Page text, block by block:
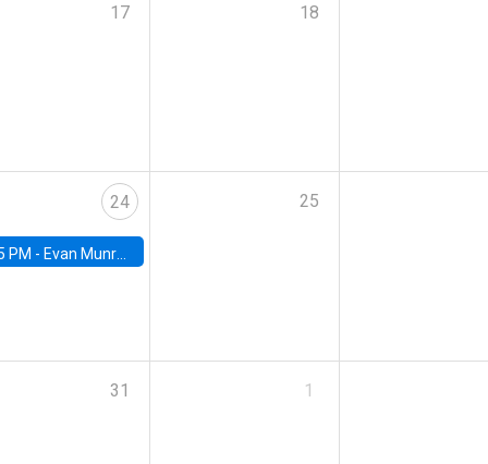
17 18
24
PM - Evan Munro, Neyman Visiting Assistant Professor in the Department of Statistics at UC Berkeley
25
31 1